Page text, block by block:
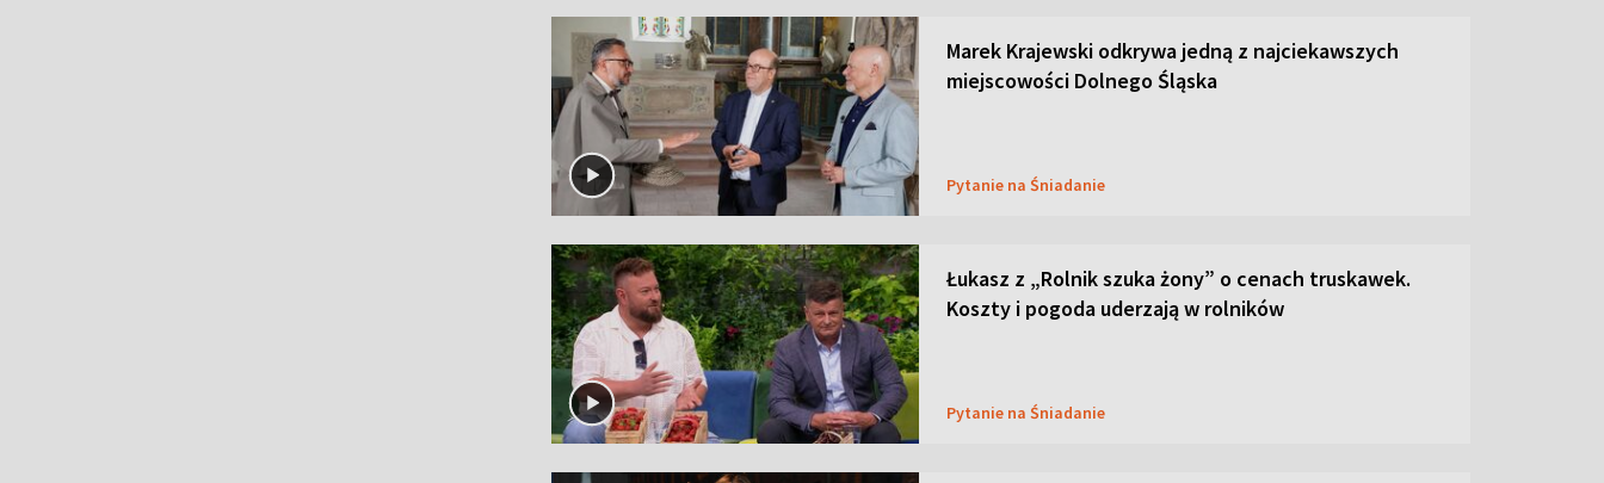
Marek Krajewski odkrywa jedną z najciekawszych
miejscowości Dolnego Śląska
Pytanie na Śniadanie
Łukasz z „Rolnik szuka żony” o cenach truskawek.
Koszty i pogoda uderzają w rolników
Pytanie na Śniadanie